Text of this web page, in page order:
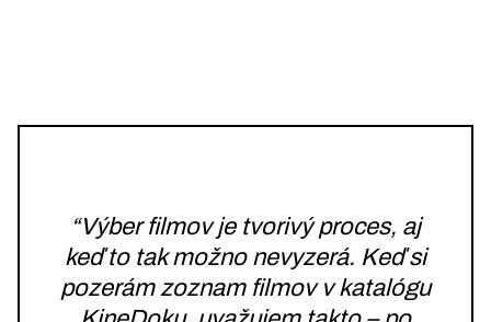
“Výber filmov je tvorivý proces, aj
keď to tak možno nevyzerá. Keď si
pozerám zoznam filmov v katalógu